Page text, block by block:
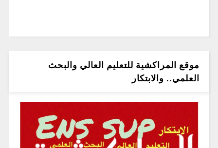
موقع المراكشية للتعليم العالي والبحث
العلمي.. والابتكار